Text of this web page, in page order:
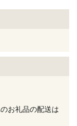
お礼品の配送は